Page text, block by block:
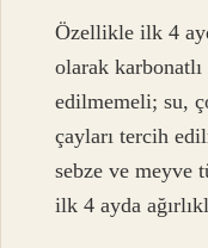
Özellikle ilk 4
olarak
edilmemeli; su,
çayları tercih
sebze ve meyve
ilk 4 ayda